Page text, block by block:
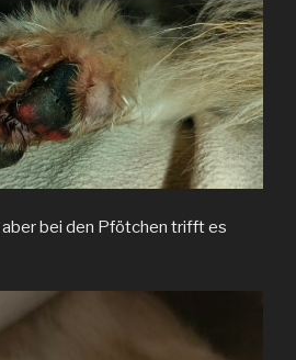
aber bei den Pfötchen trifft es